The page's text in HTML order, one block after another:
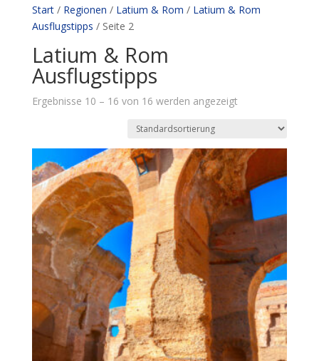
Start/ Regionen / Latium & Rom / Latium & Rom
Ausflugstipps / Seite 2
Latium & Rom
Ausflugstipps
Ergebnisse 10 – 16 von 16 werden angezeigt